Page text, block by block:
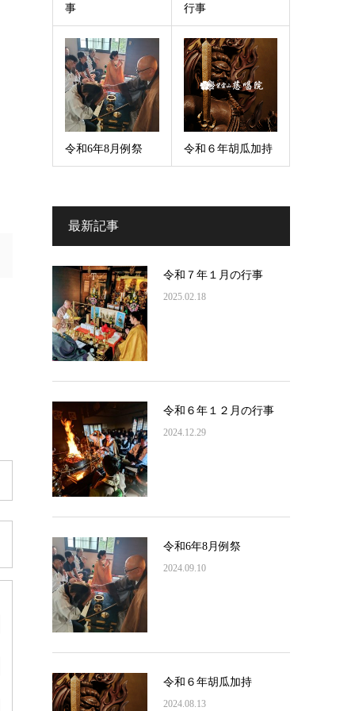
事
行事
令和6年8月例祭 令和６年胡瓜加持
最新記事
令和７年１月の行事
2025.02.18
令和６年１２月の行事
2024.12.29
令和6年8月例祭
2024.09.10
令和６年胡瓜加持
2024.08.13